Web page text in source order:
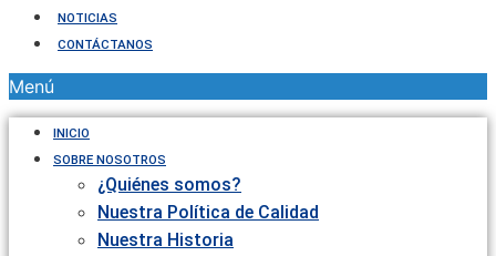
NOTICIAS
CONTÁCTANOS
Menú
INICIO
SOBRE NOSOTROS
¿Quiénes somos?
Nuestra Política de Calidad
Nuestra Historia